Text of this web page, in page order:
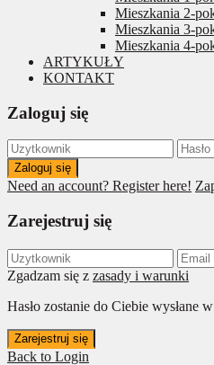
Mieszkania 2-
Mieszkania 3-
Mieszkania 4-
ARTYKUŁY
KONTAKT
Zaloguj się
Zaloguj się
Need an account? Register here!
Zarejestruj się
Zgadzam się z zasady i warunki
Hasło zostanie do Ciebie wysłane
Zarejestruj się
Back to Login